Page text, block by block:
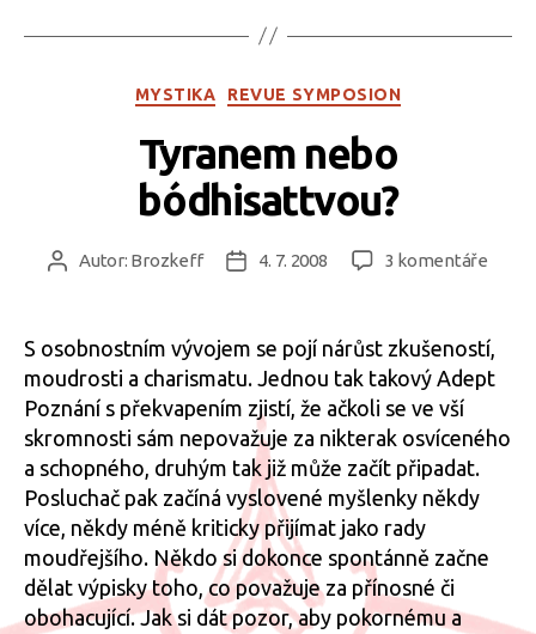
Rubriky
MYSTIKA REVUE SYMPOSION
Tyranem nebo
bódhisattvou?
AutorAutor: Brozkeff
Datum4. 7. 2008 3 komentářeu
nebo
S osobnostním vývojem se pojí nárůst zkušeností,
moudrosti a charismatu. Jednou tak takový Adept
Poznání s překvapením zjistí, že ačkoli se ve vší
skromnosti sám nepovažuje za nikterak osvíceného
a schopného, druhým tak již může začít připadat.
Posluchač pak začíná vyslovené myšlenky někdy
více, někdy méně kriticky přijímat jako rady
moudřejšího. Někdo si dokonce spontánně začne
dělat výpisky toho, co považuje za přínosné či
obohacující. Jak si dát pozor, aby pokornému a